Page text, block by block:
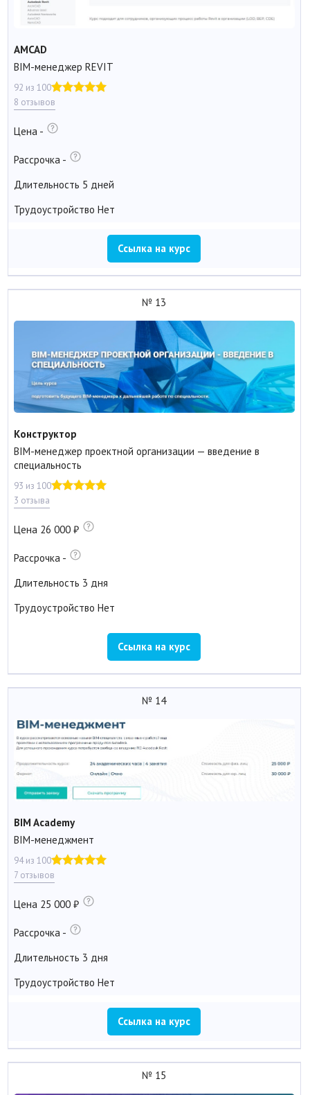
AMCAD
BIM-менеджер REVIT
92 из 100
8 отзывов
Цена -
Рассрочка -
Длительность 5 дней
Трудоустройство Нет
Ссылка на курс
№ 13
Конструктор
BIM-менеджер проектной организации — введение в
специальность
93 из 100
3 отзыва
Цена 26 000
Рассрочка -
Длительность 3 дня
Трудоустройство Нет
Ссылка на курс
№ 14
BIM Academy
BIM-менеджмент
94 из 100
7 отзывов
Цена 25 000
Рассрочка -
Длительность 3 дня
Трудоустройство Нет
Ссылка на курс
№ 15